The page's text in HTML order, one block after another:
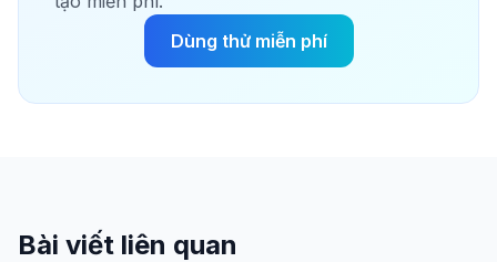
Dùng thử miễn phí
Bài viết liên quan